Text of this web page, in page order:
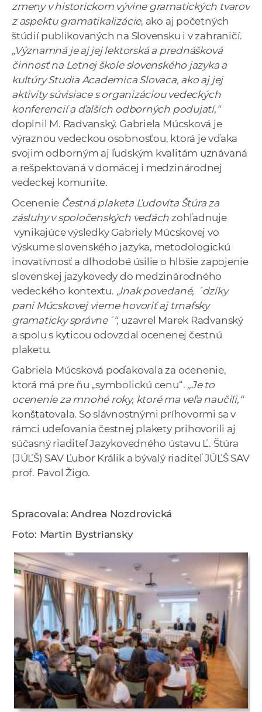
zmeny v historickom vývine gramatických tvarov
z aspektu gramatikalizácie, ako aj početných
štúdií publikovaných na Slovensku i v zahraničí.
„Významná je aj jej lektorská a prednášková
činnosť na Letnej škole slovenského jazyka a
kultúry Studia Academica Slovaca, ako aj jej
aktivity súvisiace s organizáciou vedeckých
konferencií a ďalších odborných podujatí,“
doplnil M. Radvanský. Gabriela Múcsková je
výraznou vedeckou osobnosťou, ktorá je vďaka
svojim odborným aj ľudským kvalitám uznávaná
a rešpektovaná v domácej i medzinárodnej
vedeckej komunite.
Ocenenie Čestná plaketa Ľudovíta Štúra za
zásluhy v spoločenských vedách zohľadnuje
vynikajúce výsledky Gabriely Múcskovej vo
výskume slovenského jazyka, metodologickú
inovatívnosť a dlhodobé úsilie o hlbšie zapojenie
slovenskej jazykovedy do medzinárodného
vedeckého kontextu. „Inak povedané, ´dzíky
pani Múcskovej vieme hovoriť aj trnafsky
gramaticky správne´“, uzavrel Marek Radvanský
a spolu s kyticou odovzdal ocenenej čestnú
plaketu.
Gabriela Múcsková poďakovala za ocenenie,
ktorá má pre ňu „symbolickú cenu“. „Je to
ocenenie za mnohé roky, ktoré ma veľa naučili,“
konštatovala. So slávnostnými príhovormi sa v
rámci udeľovania čestnej plakety prihovorili aj
súčasný riaditeľ Jazykovedného ústavu Ľ. Štúra
(JÚĽŠ) SAV Ľubor Králik a bývalý riaditeľ JÚĽŠ SAV
prof. Pavol Žigo.
Spracovala: Andrea Nozdrovická
Foto: Martin Bystriansky